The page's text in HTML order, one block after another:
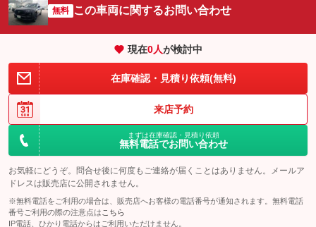
サイドカメラ
：装備なし ルーフレール
：装備なし
：装備なし
：装備なし
無料 この車両に関するお問い合わせ
現在0人が検討中
在庫確認・見積り依頼(無料)
来店予約
まずは在庫確認・見積り依頼
無料電話でお問い合わせ
お気軽にどうぞ。問合せ後に何度もご連絡が届くことはありません。メールア
ドレスは販売店に公開されません。
※無料電話をご利用の場合は、販売店へお客様の電話番号が通知されます。無料電話
番号ご利用の際の注意点は こちら
IP電話、ひかり電話からはご利用いただけません。